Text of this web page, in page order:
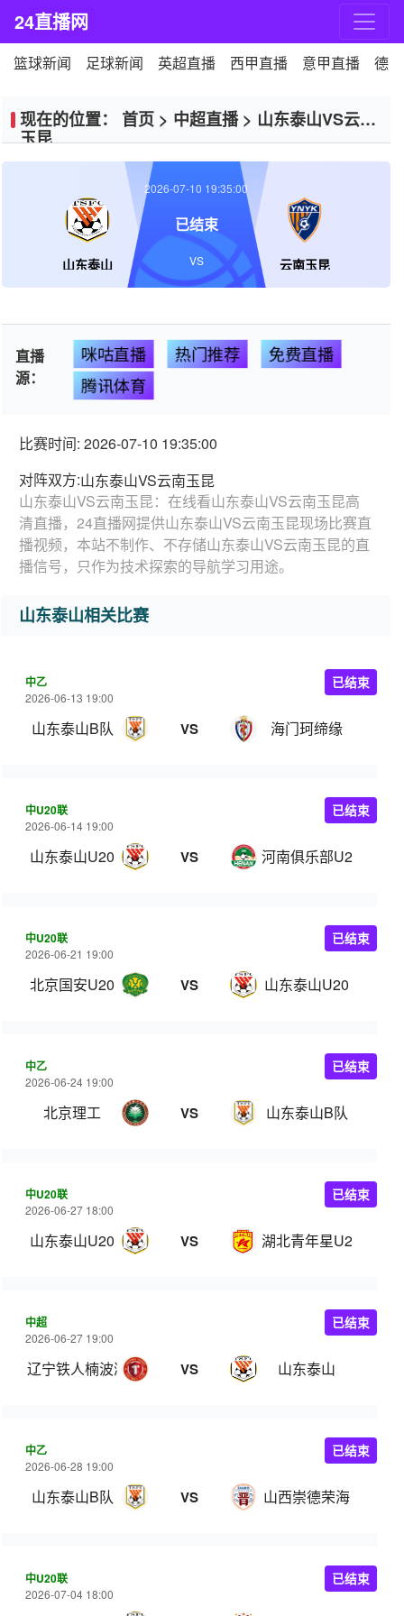
24直播网
篮球新闻 足球新闻 英超直播 西甲直播 意甲直播 德
现在的位置： 首页 > 中超直播> 山东泰山VS云南
玉昆
山东泰山 云南玉昆
2026-07-10 19:35:00
已结束
VS
直播
源：
咪咕直播 热门推荐 免费直播
腾讯体育
比赛时间: 2026-07-10 19:35:00
对阵双方:山东泰山VS云南玉昆
山东泰山VS云南玉昆：在线看山东泰山VS云南玉昆高
清直播，24直播网提供山东泰山VS云南玉昆现场比赛直
播视频，本站不制作、不存储山东泰山VS云南玉昆的直
播信号，只作为技术探索的导航学习用途。
山东泰山相关比赛
中乙
2026-06-13 19:00
山东泰山B队 VS 海门珂缔缘
已结束
中U20联
2026-06-14 19:00
山东泰山U20 VS 河南俱乐部U20
已结束
中U20联
2026-06-21 19:00
北京国安U20 VS 山东泰山U20
已结束
中乙
2026-06-24 19:00
北京理工 VS 山东泰山B队
已结束
中U20联
2026-06-27 18:00
山东泰山U20 VS 湖北青年星U20
已结束
中超
2026-06-27 19:00
辽宁铁人楠波湾 VS 山东泰山
已结束
中乙
2026-06-28 19:00
山东泰山B队 VS 山西崇德荣海
已结束
中U20联
2026-07-04 18:00
已结束